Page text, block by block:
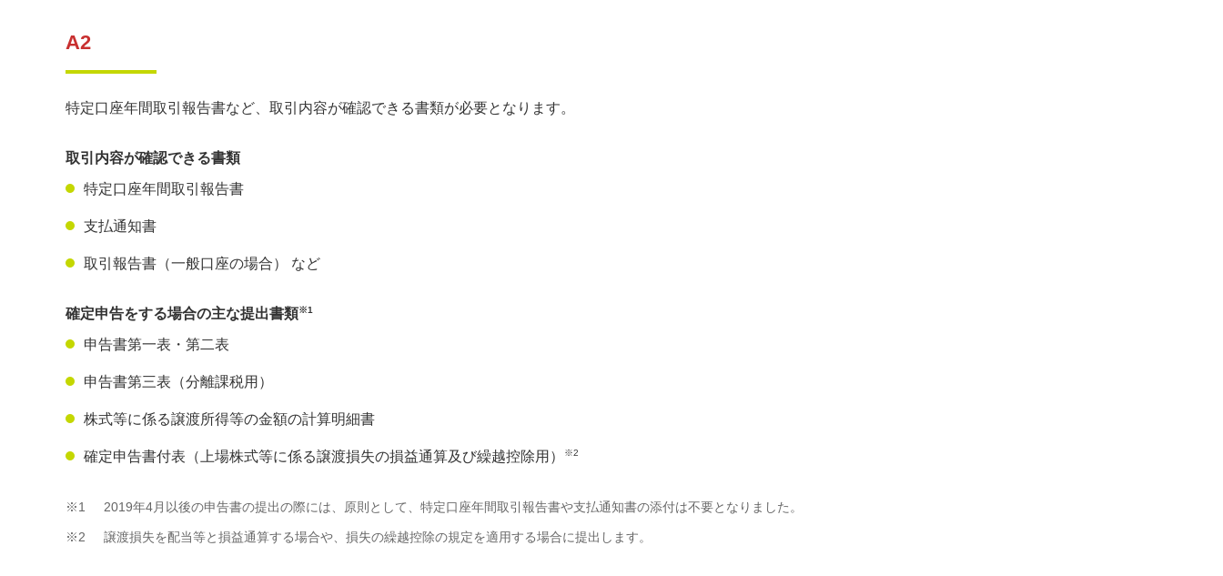
A2
特定口座年間取引報告書など、取引内容が確認できる書類が必要となります。
取引内容が確認できる書類
特定口座年間取引報告書
支払通知書
取引報告書（一般口座の場合） など
確定申告をする場合の主な提出書類※1
申告書第一表・第二表
申告書第三表（分離課税用）
株式等に係る譲渡所得等の金額の計算明細書
確定申告書付表（上場株式等に係る譲渡損失の損益通算及び繰越控除用） ※2
※1 2019年4月以後の申告書の提出の際には、原則として、特定口座年間取引報告書や支払通知書の添付は不要となりました。
※2 譲渡損失を配当等と損益通算する場合や、損失の繰越控除の規定を適用する場合に提出します。